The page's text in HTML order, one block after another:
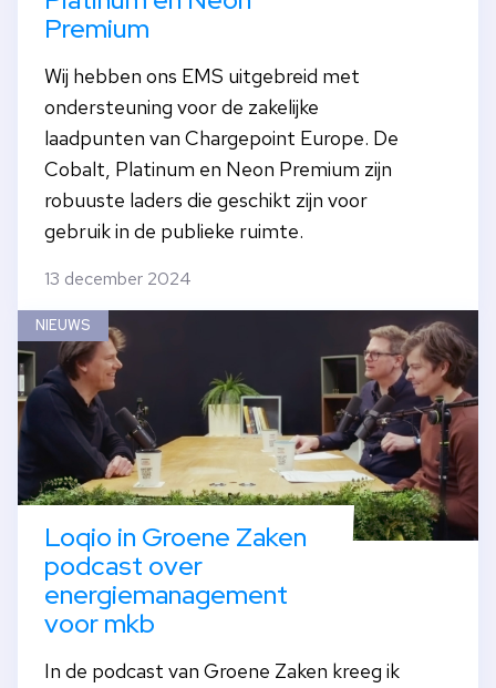
Premium
Wij hebben ons EMS uitgebreid met
ondersteuning voor de zakelijke
laadpunten van Chargepoint Europe. De
Cobalt, Platinum en Neon Premium zijn
robuuste laders die geschikt zijn voor
gebruik in de publieke ruimte.
13 december 2024
Loqio in Groene Zaken
podcast over
energiemanagement
voor mkb
In de podcast van Groene Zaken kreeg ik
NIEUWS